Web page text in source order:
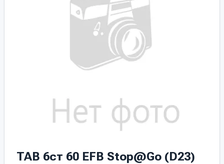
TAB 6ст 60 EFB Stop@Go (D23)